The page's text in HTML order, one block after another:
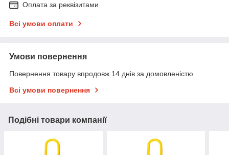
Оплата за реквізитами
Всі умови оплати
Умови повернення
Повернення товару впродовж 14 днів за домовленістю
Всі умови повернення
Подібні товари компанії